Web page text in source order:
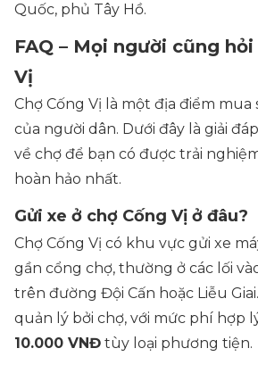
Quốc, phủ Tây Hồ.
FAQ – Mọi người cũng
Vị
Chợ Cống Vị là một địa điểm
của người dân. Dưới đây là giải
về chợ để bạn có được trải
hoàn hảo nhất.
Gửi xe ở chợ Cống Vị ở đâu?
Chợ Cống Vị có khu vực gửi xe
gần cổng chợ, thường ở các lối
trên đường Đội Cấn hoặc Liễu
quản lý bởi chợ, với mức phí hợp
10.000 VNĐ tùy loại phương tiện.